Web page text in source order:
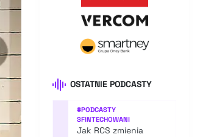
OSTATNIE PODCASTY
#PODCASTY
SFINTECHOWANI
Jak RCS zmienia